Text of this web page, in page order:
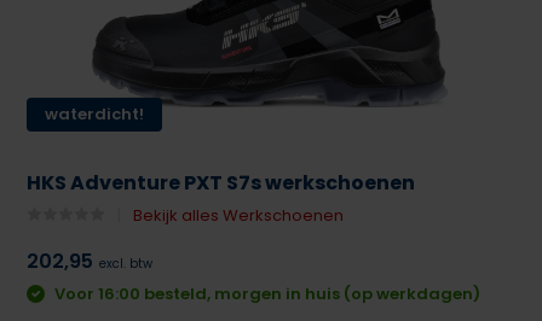
waterdicht!
HKS Adventure PXT S7s werkschoenen
Bekijk alles Werkschoenen
202,95 excl. btw
Voor 16:00 besteld, morgen in huis (op werkdagen)